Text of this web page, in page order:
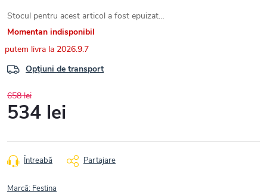
Stocul pentru acest articol a fost epuizat…
Momentan indisponibil
2026.9.7
Opțiuni de transport
658 lei
534 lei
preţ:
Întreabă Partajare
Marcă: Festina